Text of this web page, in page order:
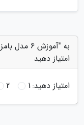
به "آموزش
امتیاز دهید
امتیاز دهید:1
2